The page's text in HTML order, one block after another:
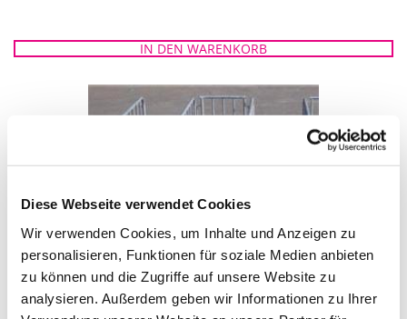
Diese Webseite verwendet Cookies
Wir verwenden Cookies, um Inhalte und Anzeigen zu
personalisieren, Funktionen für soziale Medien anbieten
zu können und die Zugriffe auf unsere Website zu
analysieren. Außerdem geben wir Informationen zu Ihrer
IN DEN WARENKORB
EINGANGSSCHLEUSE